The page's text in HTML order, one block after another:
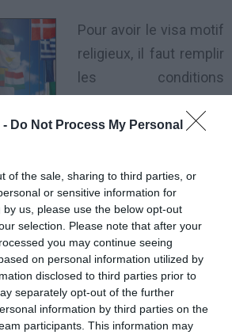
- Do Not Process My Personal
of the sale, sharing to third parties, or
or sensitive information for
us, please use the below opt-out
selection. Please note that after your
you may continue seeing
on personal information utilized by
disclosed to third parties prior to
separately opt-out of the further
information by third parties on the
participants. This information may
Pour avoir le visa motif
religieux, il faut remplir
les conditions
suivantes:
de sa propre organisation
sur le caractére religieux de
activitées adoptées comme
Italie;